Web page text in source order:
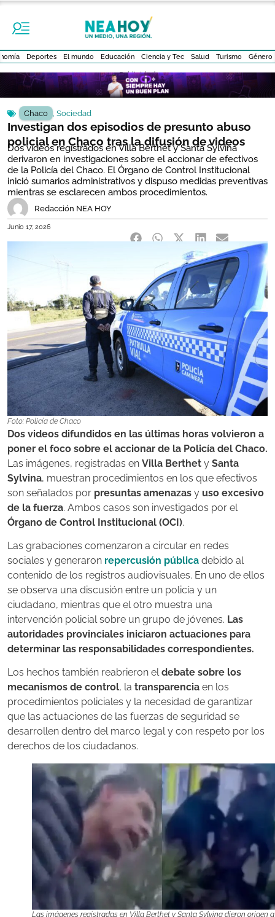
Deportes El mundo Educación Ciencia y Tec Salud Turismo Género
- Publicidad -
Chaco , Sociedad
Investigan dos episodios de presunto abuso
policial en Chaco tras la difusión de videos
Dos videos registrados en Villa Berthet y Santa Sylvina
derivaron en investigaciones sobre el accionar de efectivos
de la Policía del Chaco. El Órgano de Control Institucional
inició sumarios administrativos y dispuso medidas preventivas
mientras se esclarecen ambos procedimientos.
Redacción NEA HOY
Junio 17, 2026
Foto: Policía de Chaco
Dos videos difundidos en las últimas horas volvieron a
poner el foco sobre el accionar de la Policía del Chaco.
Las imágenes, registradas en Villa Berthet y Santa
Sylvina, muestran procedimientos en los que efectivos
son señalados por presuntas amenazas y uso excesivo
de la fuerza. Ambos casos son investigados por el
Órgano de Control Institucional (OCI).
Las grabaciones comenzaron a circular en redes
sociales y generaron repercusión pública debido al
contenido de los registros audiovisuales. En uno de ellos
se observa una discusión entre un policía y un
ciudadano, mientras que el otro muestra una
intervención policial sobre un grupo de jóvenes. Las
autoridades provinciales iniciaron actuaciones para
determinar las responsabilidades correspondientes.
Los hechos también reabrieron eldebate sobre los
mecanismos de control, la transparencia en los
procedimientos policiales y la necesidad de garantizar
que las actuaciones de las fuerzas de seguridad se
desarrollen dentro del marco legal y con respeto por los
derechos de los ciudadanos.
Las imágenes registradas en Villa Berthet y Santa Sylvina dieron origen a